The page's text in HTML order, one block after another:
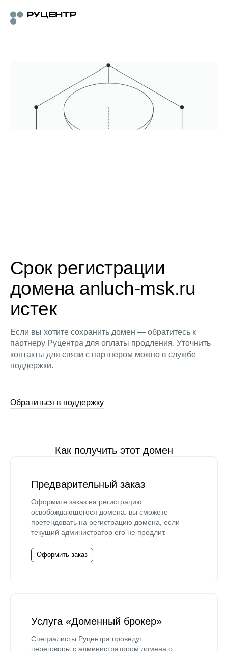
Срок регистрации
домена anluch-msk.ru
истек
Если вы хотите сохранить домен — обратитесь к
партнеру Руцентра для оплаты продления. Уточнить
контакты для связи с партнером можно в службе
поддержки.
Обратиться в поддержку
Как получить этот домен
Предварительный заказ
Оформите заказ на регистрацию
освобождающегося домена: вы сможете
претендовать на регистрацию домена, если
текущий администратор его не продлит.
Оформить заказ
Услуга «Доменный брокер»
Специалисты Руцентра проведут
переговоры с администратором домена о